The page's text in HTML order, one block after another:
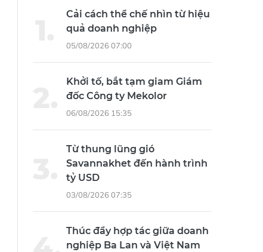
Cải cách thể chế nhìn từ hiệu
quả doanh nghiệp
05/08/2026 07:00
Khởi tố, bắt tạm giam Giám
đốc Công ty Mekolor
06/08/2026 15:35
Từ thung lũng gió
Savannakhet đến hành trình
tỷ USD
03/08/2026 07:35
Thúc đẩy hợp tác giữa doanh
nghiệp Ba Lan và Việt Nam